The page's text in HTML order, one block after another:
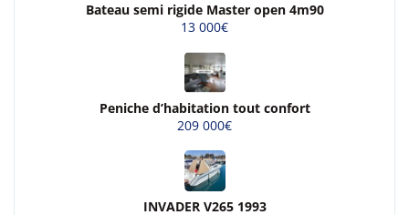
Bateau semi rigide Master open 4m90
13 000€
Peniche d’habitation tout confort
209 000€
INVADER V265 1993